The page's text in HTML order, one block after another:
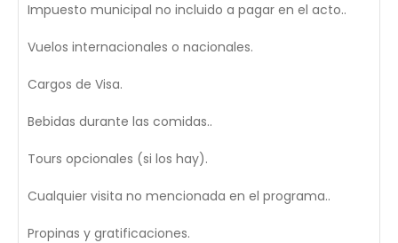
Impuesto municipal no incluido a pagar en el acto..
Vuelos internacionales o nacionales.
Cargos de Visa.
Bebidas durante las comidas..
Tours opcionales (si los hay).
Cualquier visita no mencionada en el programa..
Propinas y gratificaciones.